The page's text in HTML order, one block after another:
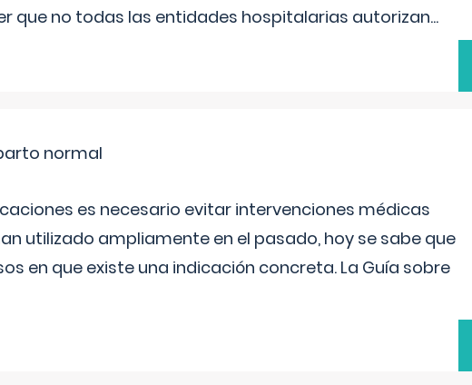
que no todas las entidades hospitalarias autorizan...
normal
es necesario evitar intervenciones médicas
utilizado ampliamente en el pasado, hoy se sabe que
en que existe una indicación concreta. La Guía sobre